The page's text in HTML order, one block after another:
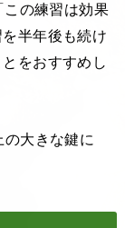
の練習は効果
半年後も続け
をおすすめし
大きな鍵に